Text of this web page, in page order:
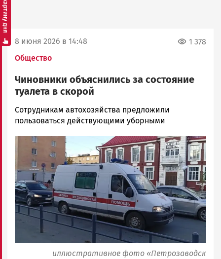
8 июня 2026 в 14:48
Общество
1 378
Чиновники объяснились за состояние
туалета в скорой
Ольга
Гаврилова
Петрозаводска
и
Карелии
|
Петрозаводск
ГОВОРИТ
Сотрудникам автохозяйства предложили
пользоваться действующими уборными
Image
иллюстративное фото «Петрозаводск